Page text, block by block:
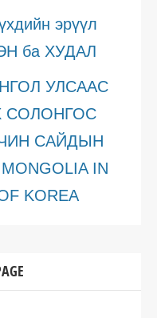
эрүүл
ба ХУДАЛ
УЛСААС
СОЛОНГОС
САЙДЫН
IN
KOREA